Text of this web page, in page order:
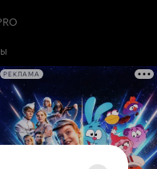
РЕКЛАМА